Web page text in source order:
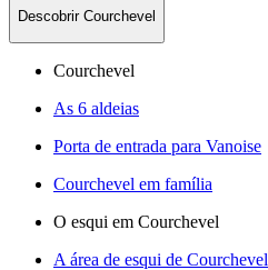
Descobrir Courchevel
Courchevel
As 6 aldeias
Porta de entrada para Vanoise
Courchevel em família
O esqui em Courchevel
A área de esqui de Courchevel